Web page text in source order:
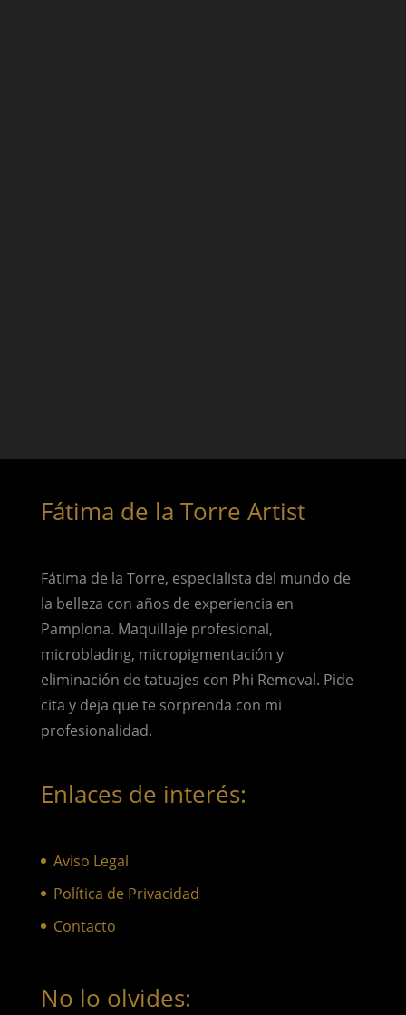
Fátima de la Torre Artist
Fátima de la Torre, especialista del mundo de
la belleza con años de experiencia en
Pamplona. Maquillaje profesional,
microblading, micropigmentación y
eliminación de tatuajes con Phi Removal. Pide
cita y deja que te sorprenda con mi
profesionalidad.
Enlaces de interés:
Aviso Legal
Política de Privacidad
Contacto
No lo olvides: